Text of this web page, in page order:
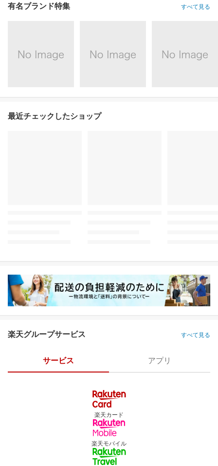
有名ブランド特集 すべて見る
最近チェックしたショップ
楽天グループサービス すべて見る
サービス アプリ
楽天カード
楽天モバイル